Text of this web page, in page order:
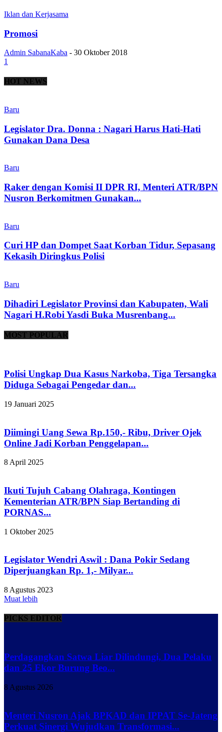
Iklan dan Kerjasama
Promosi
Admin SabanaKaba - 30 Oktober 2018
1
HOT NEWS
Baru
Legislator Dra. Donna : Nagari Harus Hati-Hati
Gunakan Dana Desa
Baru
Raker dengan Komisi II DPR RI, Menteri ATR/BPN
Nusron Berkomitmen Gunakan...
Baru
Curi HP dan Dompet Saat Korban Tidur, Sepasang
Kekasih Diringkus Polisi
Baru
Dihadiri Legislator Provinsi dan Kabupaten, Wali
Nagari H.Robi Yasdi Buka Musrenbang...
MOST POPULAR
Polisi Ungkap Dua Kasus Narkoba, Tiga Tersangka
Diduga Sebagai Pengedar dan...
19 Januari 2025
Diimingi Uang Sewa Rp.150,- Ribu, Driver Ojek
Online Jadi Korban Penggelapan...
8 April 2025
Ikuti Tujuh Cabang Olahraga, Kontingen
Kementerian ATR/BPN Siap Bertanding di
PORNAS...
1 Oktober 2025
Legislator Wendri Aswil : Dana Pokir Sedang
Diperjuangkan Rp. 1,- Milyar...
8 Agustus 2023
Muat lebih
PICKS EDITOR
Perdagangkan Satwa Liar Dilindungi, Dua Pelaku
dan 25 Ekor Burung Beo...
8 Agustus 2026
Menteri Nusron Ajak BPKAD dan IPPAT Se-Jateng
Perkuat Sinergi Wujudkan Transformasi...